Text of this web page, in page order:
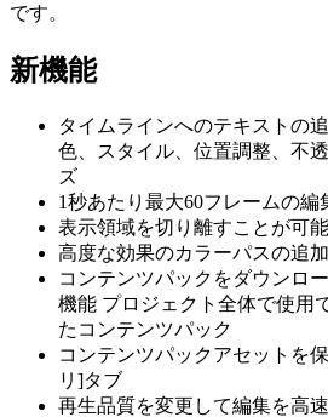
です。
新機能
タイムラインへのテキストの
色、スタイル、位置調整、不
ズ
1秒あたり最大60フレームの編
表示領域を切り離すことが可能
高度な効果のカラーパスの追加
コンテンツパックをダウンロ
機能 プロジェクト全体で使用
たコンテンツパック
コンテンツパックアセットを
リ]タブ
再生品質を変更して編集を高